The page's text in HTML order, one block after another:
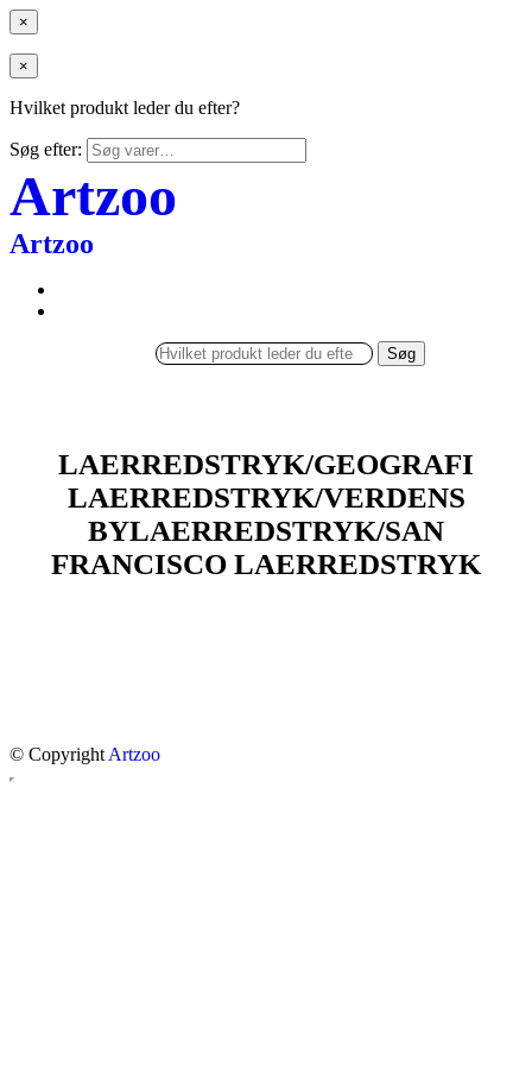
×
×
Hvilket produkt leder du efter?
Søg efter:
Artzoo
Artzoo
Søg
LAERREDSTRYK/GEOGRAFI
LAERREDSTRYK/VERDENS
BYLAERREDSTRYK/SAN
FRANCISCO LAERREDSTRYK
© Copyright Artzoo